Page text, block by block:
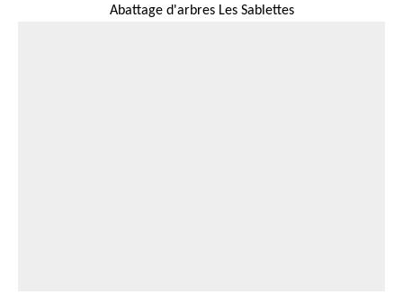
Abattage d'arbres Les Sablettes